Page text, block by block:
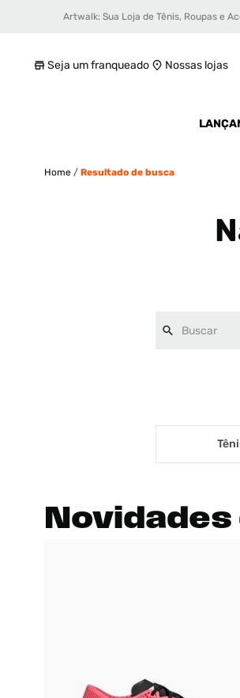
Artwalk: Sua Loja de Tênis, Roupas e
Seja um franqueado Nossas lojas
Home / Resultado de busca
Novidades